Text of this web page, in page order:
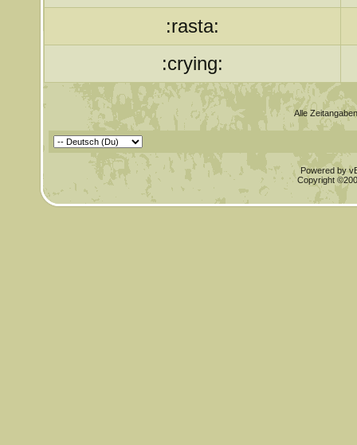
:rasta:
:crying:
Alle
Powered by
Copyright